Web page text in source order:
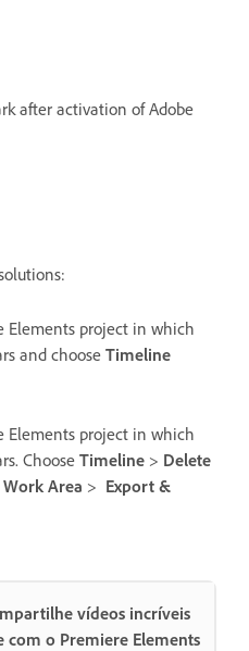
after activation of Adobe
Elements project in which
and choose Timeline
Elements project in which
Choose Timeline > Delete
Area > Export &
vídeos incríveis
com o Premiere Elements